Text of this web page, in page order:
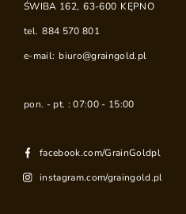
ŚWIBA 162, 63-600 KĘPNO
tel. 884 570 801
e-mail: biuro@graingold.pl
pon. - pt. : 07:00 - 15:00
facebook.com/GrainGoldpl
instagram.com/graingold.pl